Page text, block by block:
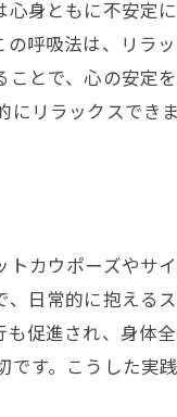
放
効果
身ともに不安定
呼吸法は、リラ
とで、心の安定
リラックスでき
カウポーズやサ
日常的に抱える
促進され、身体
す。こうした実